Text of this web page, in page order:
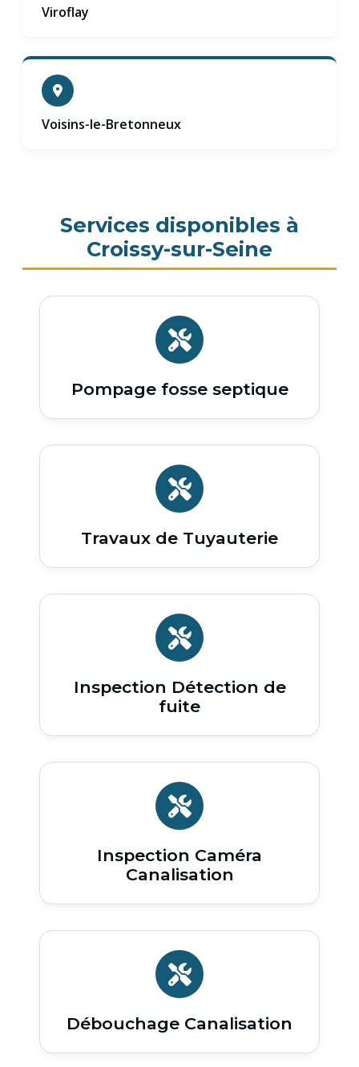
Viroflay
Voisins-le-Bretonneux
Services disponibles à
Croissy-sur-Seine
Pompage fosse septique
Travaux de Tuyauterie
Inspection Détection de
fuite
Inspection Caméra
Canalisation
Débouchage Canalisation